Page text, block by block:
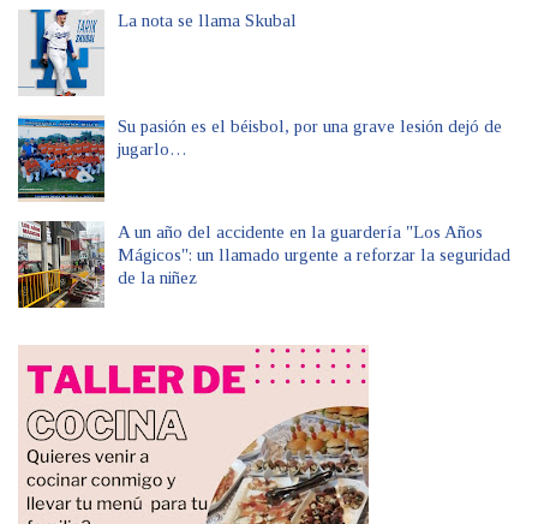
La nota se llama Skubal
Su pasión es el béisbol, por una grave lesión dejó de
jugarlo…
A un año del accidente en la guardería "Los Años
Mágicos": un llamado urgente a reforzar la seguridad
de la niñez